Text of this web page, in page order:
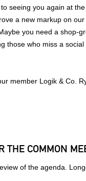
seeing you again at
a new markup on
you need a
those who miss a
member Logik & Co.
THE COMMON
of the agenda.